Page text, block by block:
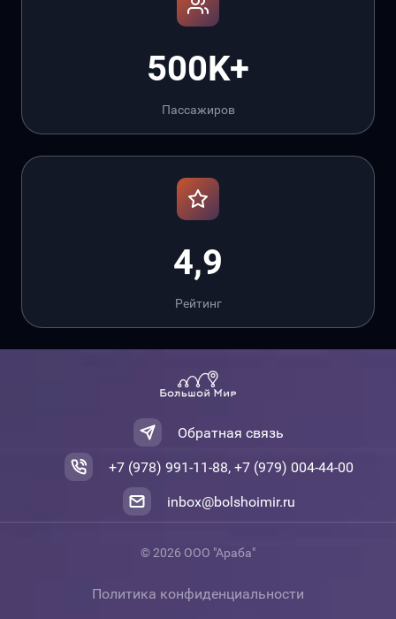
500K+
Пассажиров
4,9
Рейтинг
Обратная связь
+7 (978) 991-11-88, +7 (979) 004-44-00
inbox@bolshoimir.ru
© 2026 ООО "Араба"
Политика конфиденциальности